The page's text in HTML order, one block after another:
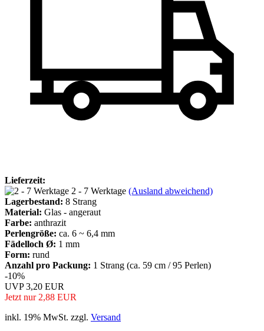
Lieferzeit:
2 - 7 Werktage (Ausland abweichend)
Lagerbestand: 8 Strang
Material: Glas - angeraut
Farbe: anthrazit
Perlengröße: ca. 6 ~ 6,4 mm
Fädelloch Ø: 1 mm
Form: rund
Anzahl pro Packung: 1 Strang (ca. 59 cm / 95 Perlen)
-10%
UVP 3,20 EUR
Jetzt nur 2,88 EUR
inkl. 19% MwSt. zzgl. Versand